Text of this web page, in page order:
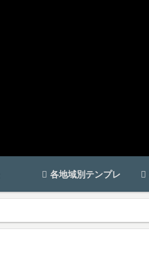
各地域別テンプレ